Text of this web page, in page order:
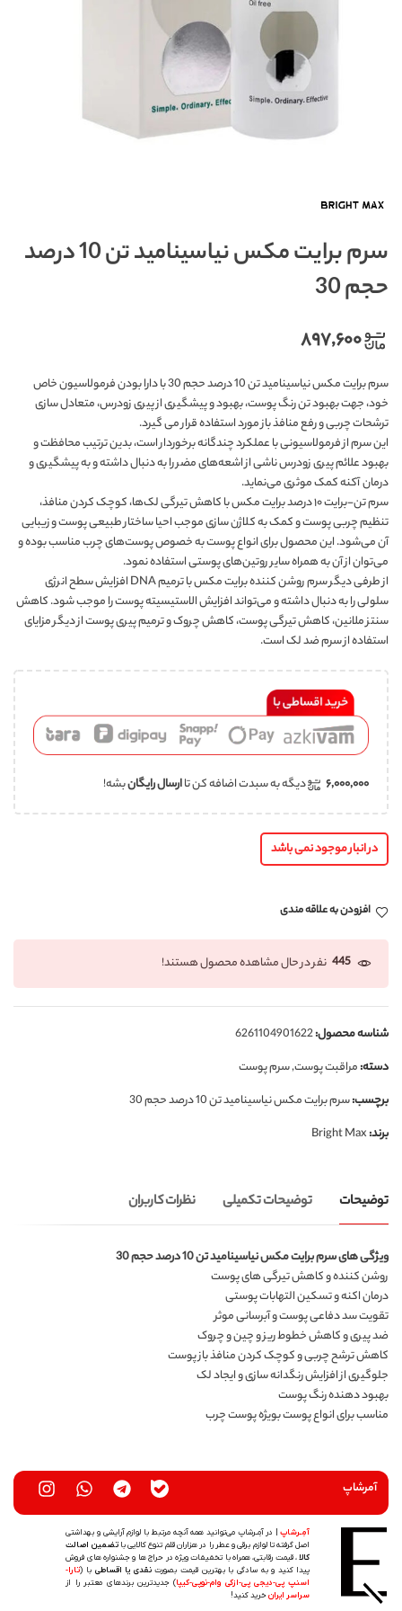
سرم برایت مکس نیاسینامید تن 10 درصد
حجم 30
۸۹۷,۶۰۰
سرم برایت مکس نیاسینامید تن 10 درصد حجم 30 با دارا بودن فرمولاسیون خاص
خود، جهت بهبود تن رنگ پوست، بهبود و پیشگیری از پیری زودرس، متعادل سازی
ترشحات چربی و رفع منافذ باز مورد استفاده قرار می گیرد.
این سرم از فرمولاسیونی با عملکرد چندگانه برخوردار است، بدین ترتیب محافظت و
بهبود علائم پیری زودرس ناشی از اشعه‌های مضر را به دنبال داشته و به پیشگیری و
درمان آکنه کمک موثری می‌نماید.
سرم تن-برایت ۱۰ درصد برایت مکس با کاهش تیرگی لک‌ها، کوچک کردن منافذ،
تنظیم چربی پوست و کمک به کلاژن سازی موجب احیا ساختار طبیعی پوست و زیبایی
آن می‌شود. این محصول برای انواع پوست به خصوص پوست‌های چرب مناسب بوده و
می‌توان از آن به همراه سایر روتین‌های پوستی استفاده نمود.
از طرفی دیگر سرم روشن کننده برایت مکس با ترمیم DNA افزایش سطح انرژی
سلولی را به دنبال داشته و می‌تواند افزایش الاستیسیته پوست را موجب شود. کاهش
سنتز ملانین، کاهش تیرگی پوست، کاهش چروک و ترمیم پیری پوست از دیگر مزایای
استفاده از سرم ضد لک است.
۶,۰۰۰,۰۰۰ دیگه به سبدت اضافه کن تاارسال رایگانبشه!
در انبار موجود نمی باشد
افزودن به علاقه مندی
445 نفر در حال مشاهده محصول هستند!
شناسه محصول:6261104901622
دسته:مراقبت پوست,سرم پوست
برچسب:سرم برایت مکس نیاسینامید تن 10 درصد حجم 30
برند:Bright Max
توضیحات توضیحات تکمیلی نظرات کاربران
ویژگی های سرم برایت مکس نیاسینامید تن 10 درصد حجم 30
روشن کننده و کاهش تیرگی های پوست
درمان اکنه و تسکین التهابات پوستی
تقویت سد دفاعی پوست و آبرسانی موثر
ضد پیری و کاهش خطوط ریز و چین و چروک
کاهش ترشح چربی و کوچک کردن منافذ باز پوست
جلوگیری از افزایش رنگدانه سازی و ایجاد لک
بهبود دهنده رنگ پوست
مناسب برای انواع پوست بویژه پوست چرب
آمرشاپ
آمِـرشاپ| در آمِـرشاپ می‌توانید همه آنچه مرتبط با لوازم آرایشی و بهداشتی
اصل گرفته تا لوازم برقی و عطر را در هزاران قلم تنوع کالایی باتضمین اصالت
کالا، قیمت رقابتی، همراه با تخفیفات ویژه در حراج ها و جشنواره های فروش
پیدا کنید و به سادگی با بهترین قیمت بصورتنقدی یا اقساطی با (تارا-
اسنپ پی-دیجی پی-ازکی وام-نوپی-کیپا) جدیدترین‌ برندهای معتبر را از
سراسر ایرانخرید کنید!